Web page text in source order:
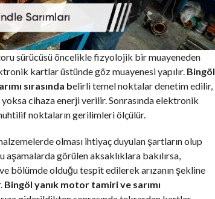
sürücüsü öncelikle fizyolojik bir muayeneden
kartlar üstünde göz muayenesi yapılır. Bingöl
sırasında belirli temel noktalar denetim edilir,
cihaza enerji verilir. Sonrasında elektronik
noktaların gerilimleri ölçülür.
olması ihtiyaç duyulan şartların olup
aşamalarda görülen aksaklıklara bakılırsa,
bölümde olduğu tespit edilerek arızanın şekline
Bingöl yanık motor tamiri ve sarımı